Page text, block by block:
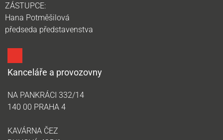
ZÁSTUPCE:
Hana Potměšilová
předseda představenstva
Kanceláře a provozovny
NA PANKRÁCI 332/14
140 00 PRAHA 4
KAVÁRNA ČEZ